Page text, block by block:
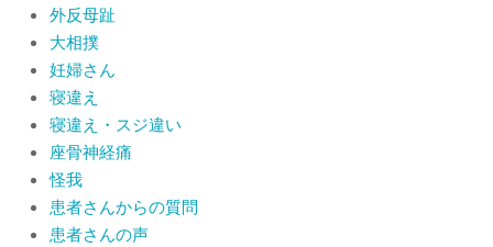
外反母趾
大相撲
妊婦さん
寝違え
寝違え・スジ違い
座骨神経痛
怪我
患者さんからの質問
患者さんの声